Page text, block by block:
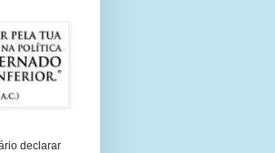
declarar